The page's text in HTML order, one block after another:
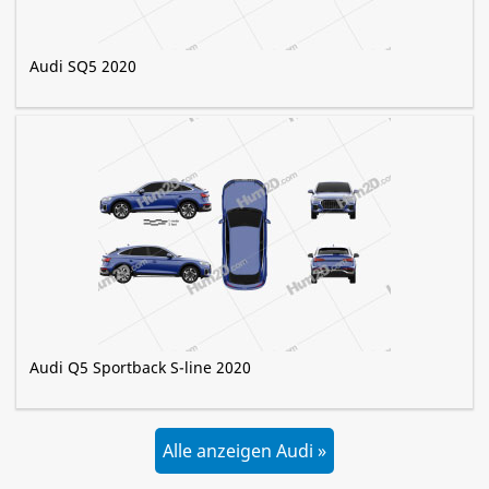
Audi SQ5 2020
Audi Q5 Sportback S-line 2020
Alle anzeigen Audi »